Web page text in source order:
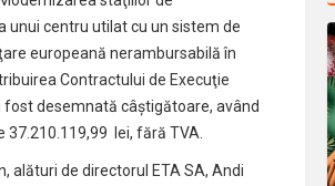
centru utilat cu un sistem de
europeană nerambursabilă în
Contractului de Execuţie
fost desemnată câştigătoare, având
37.210.119,99 lei, fără TVA.
alături de directorul ETA SA, Andi